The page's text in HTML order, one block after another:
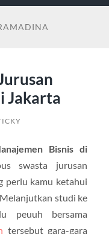
Jakarta
Bisnis di
swasta jurusan
perlu kamu ketahui
studi ke
peuuh bersama
tersebut gara-gara